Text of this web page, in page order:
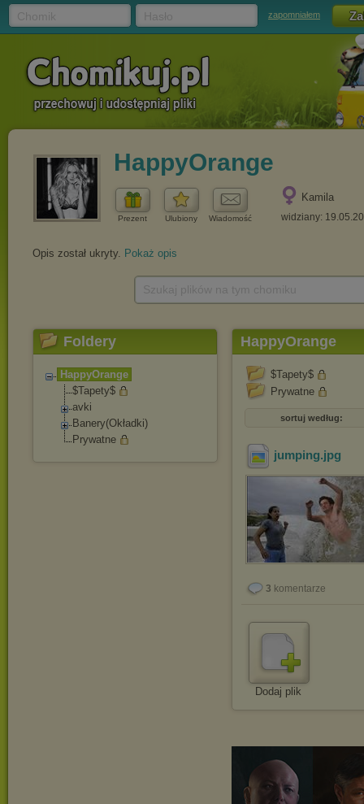
zapomniałem
HappyOrange
Prezent Ulubiony Wiadomość
Kamila
widziany:
Opis został ukryty. Pokaż opis
Foldery
HappyOrange
$Tapety$
avki
Banery(Okładki)
Prywatne
HappyOrange
$Tapety$
Prywatne
sortuj według:
jumping.jpg
3 komentarze
Dodaj plik